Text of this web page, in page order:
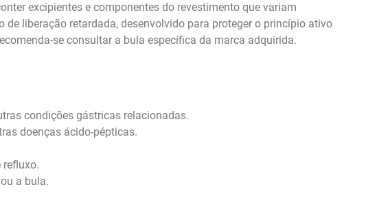
excipientes e componentes do revestimento que variam
liberação retardada, desenvolvido para proteger o princípio ativo
se consultar a bula específica da marca adquirida.
condições gástricas relacionadas.
doenças ácido-pépticas.
refluxo.
a bula.